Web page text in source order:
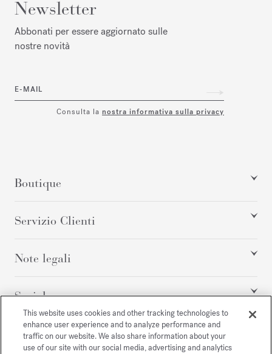
Newsletter
Abbonati per essere aggiornato sulle
nostre novità
E-MAIL
Consulta la nostra informativa sulla privacy
Boutique
Servizio Clienti
Note legali
Social
Tutti i diritti riservati
This website uses cookies and other tracking technologies to
enhance user experience and to analyze performance and
traffic on our website. We also share information about your
use of our site with our social media, advertising and analytics